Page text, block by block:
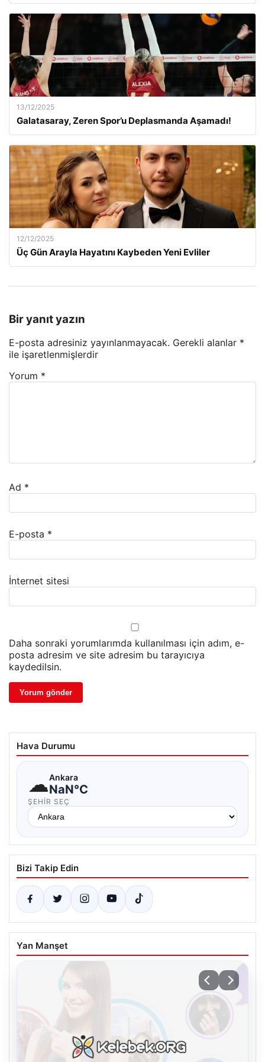
13/12/2025
Galatasaray, Zeren Spor’u Deplasmanda Aşamadı!
12/12/2025
Üç Gün Arayla Hayatını Kaybeden Yeni Evliler
Bir yanıt yazın
E-posta adresiniz yayınlanmayacak. Gerekli alanlar *
ile işaretlenmişlerdir
Yorum *
Ad *
E-posta *
İnternet sitesi
Daha sonraki yorumlarımda kullanılması için adım, e-
posta adresim ve site adresim bu tarayıcıya
kaydedilsin.
Hava Durumu
☁Ankara
NaN°C
ŞEHIR SEÇ
Bizi Takip Edin
Yan Manşet